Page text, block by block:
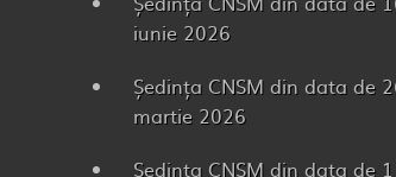
iunie 2026
Ședința CNSM din data de
martie 2026
Ședința CNSM din data de